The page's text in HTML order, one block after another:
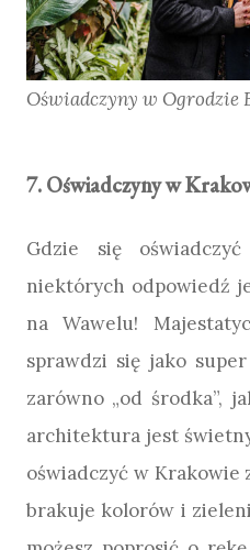
Oświadczyny w Ogrodzie
7. Oświadczyny w
Gdzie się
niektórych odpowiedź
na Wawelu!
sprawdzi się jako
zarówno „od środka”,
architektura jest
oświadczyć w Krakowie
brakuje kolorów i